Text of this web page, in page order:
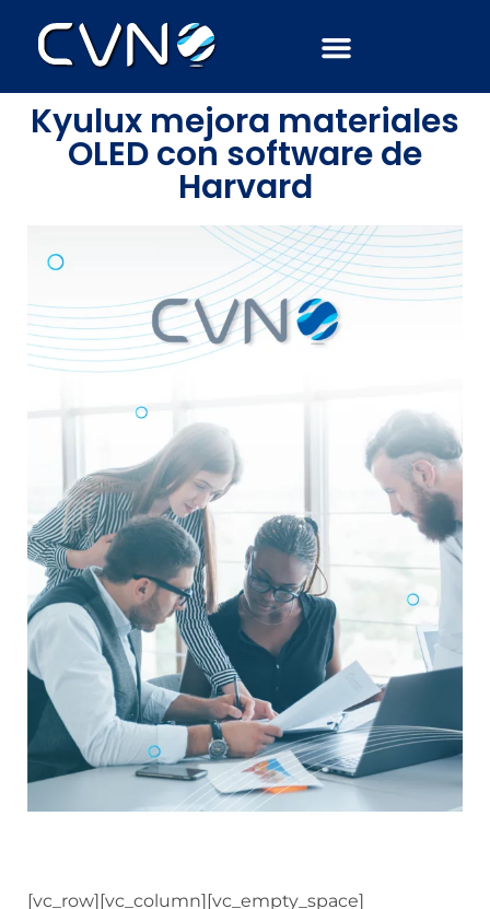
Agosto 22, 2016
Kyulux mejora materiales
OLED con software de
Harvard
[vc_row][vc_column][vc_empty_space]